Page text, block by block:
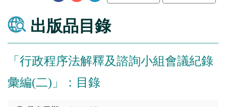
出版品目錄
「行政程序法解釋及諮詢小組會議紀錄
彙編(二)」：目錄